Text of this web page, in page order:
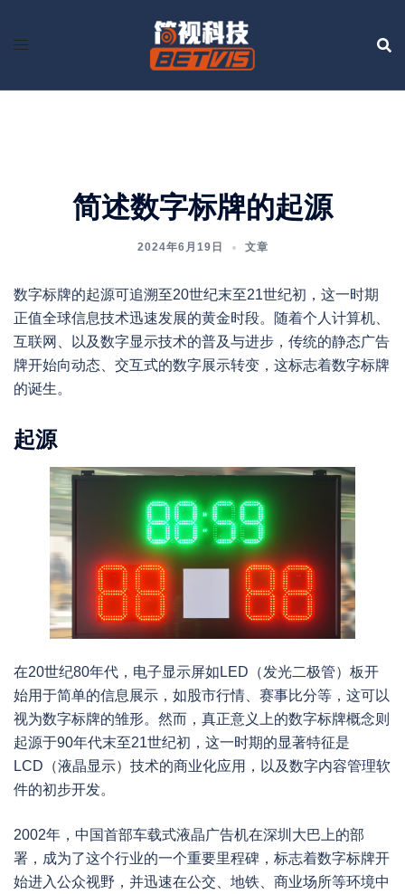
简述数字标牌的起源
2024年6月19日 文章
数字标牌的起源可追溯至20世纪末至21世纪初，这一时期
正值全球信息技术迅速发展的黄金时段。随着个人计算机、
互联网、以及数字显示技术的普及与进步，传统的静态广告
牌开始向动态、交互式的数字展示转变，这标志着数字标牌
的诞生。
起源
在20世纪80年代，电子显示屏如LED（发光二极管）板开
始用于简单的信息展示，如股市行情、赛事比分等，这可以
视为数字标牌的雏形。然而，真正意义上的数字标牌概念则
起源于90年代末至21世纪初，这一时期的显著特征是
LCD（液晶显示）技术的商业化应用，以及数字内容管理软
件的初步开发。
2002年，中国首部车载式液晶广告机在深圳大巴上的部
署，成为了这个行业的一个重要里程碑，标志着数字标牌开
始进入公众视野，并迅速在公交、地铁、商业场所等环境中